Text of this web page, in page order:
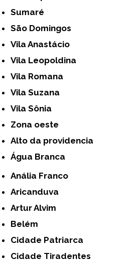
Sumaré
São Domingos
Vila Anastácio
Vila Leopoldina
Vila Romana
Vila Suzana
Vila Sônia
Zona oeste
alto da providencia
Água Branca
Anália Franco
Aricanduva
Artur Alvim
Belém
Cidade Patriarca
Cidade Tiradentes